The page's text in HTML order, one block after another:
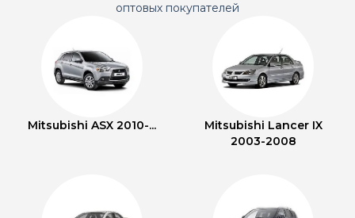
оптовых покупателей
Mitsubishi ASX 2010-...
Mitsubishi Lancer IX
2003-2008